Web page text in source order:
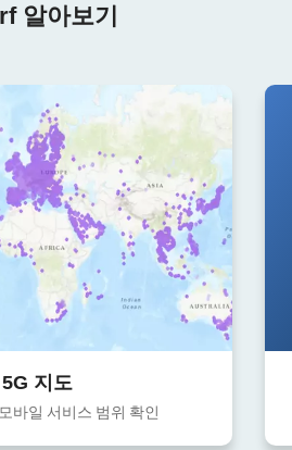
알아보기
5G 지도
바일 서비스 범위 확인